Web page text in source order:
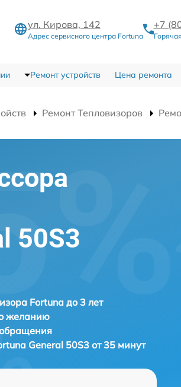
ул. Кирова, 142
Адрес сервисного центра Fortuna
+7
Ремонт устройств Цена ремонта
Ремонт Тепловизоров
50S3
Fortuna до 3 лет
желанию
General 50S3 от 35 минут